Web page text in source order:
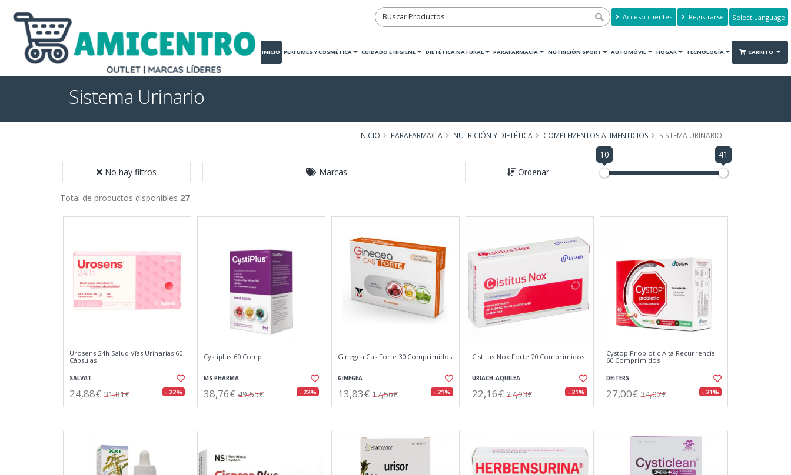
Acceso clientes Registrarse
Translate
INICIO PERFUMES Y COSMÉTICA CUIDADO E HIGIENE DIETÉTICA NATURAL PARAFARMACIA NUTRICIÓN SPORT AUTOMÓVIL HOGAR TECNOLOGÍA CARRITO
Sistema Urinario
INICIO PARAFARMACIA NUTRICIÓN Y DIETÉTICA COMPLEMENTOS ALIMENTICIOS SISTEMA URINARIO
No hay filtros Marcas Ordenar
10 41
Total de productos disponibles 27
Urosens 24h Salud Vías Urinarias 60
Cápsulas
SALVAT
24,88€ 31,81€ - 22%
Cystiplus 60 Comp
MS PHARMA
38,76€ 49,55€ - 22%
Ginegea Cas Forte 30 Comprimidos
GINEGEA
13,83€ 17,56€ - 21%
Cistitus Nox Forte 20 Comprimidos
URIACH-AQUILEA
22,16€ 27,93€ - 21%
Cystop Probiotic Alta Recurrencia
60 Comprimidos
DEITERS
27,00€ 34,02€ - 21%